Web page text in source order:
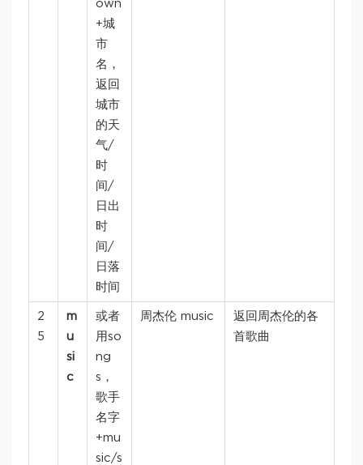
own
+城
市
名，
返回
城市
的天
气/
时
间/
日出
时
间/
日落
时间
2
5
m
u
si
c
或者
用so
ng
s，
歌手
名字
+mu
sic/s
周杰伦 music
返回周杰伦的各
首歌曲